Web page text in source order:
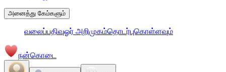
அனைத்து கேம்களும்
வலைப்பதிவுஓர் அறிமுகம்தொடர்புகொள்ளவும்
நன்கொடை